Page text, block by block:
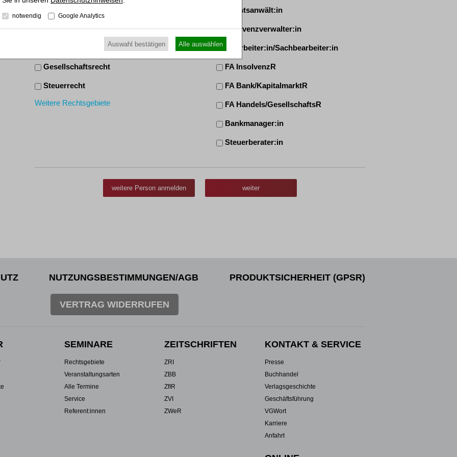
Bankrecht
Gesellschaftsrecht
Steuerrecht
Weitere Rechtsgebiete
Rechtsanwält:in
Insolvenzverwalter:in
Mitarbeiter:in/Sachbearbeiter:in
FA InsolvenzR
FA Bank/KapitalmarktR
FA Handels/GesellschaftsR
Bankmanager:in
Steuerberater:in
Wirtschaftsprüfer:in
Weitere Tätigkeiten
weitere Person anmelden weiter
NUTZUNGSBESTIMMUNGEN/AGB PRODUKTSICHERHEIT (GPSR)
VERTRAG WIDERRUFEN
SEMINARE
Rechtsgebiete
Veranstaltungsarten
Alle Termine
Service
Referent:innen
ZEITSCHRIFTEN
ZRI
ZBB
ZfIR
ZVI
ZWeR
KONTAKT & SERVICE
Presse
Buchhandel
Verlagsgeschichte
Geschäftsführung
VGWort
Karriere
Anfahrt
notwendig Google Analytics
Auswahl bestätigen Alle auswählen